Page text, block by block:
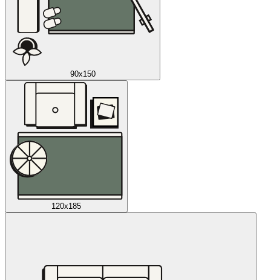
90x150
120x185